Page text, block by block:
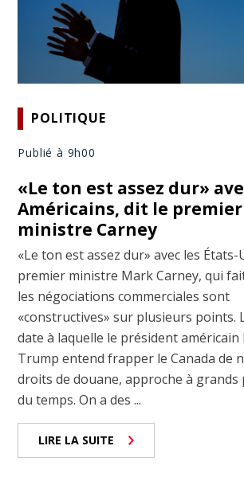
POLITIQUE
Publié à 9h00
«Le ton est assez dur»
Américains, dit le premier
ministre Carney
«Le ton est assez dur» avec les
premier ministre Mark Carney, qui
les négociations commerciales sont
«constructives» sur plusieurs points.
date à laquelle le président américain
Trump entend frapper le Canada de
droits de douane, approche à grands
du temps. On a des ...
LIRE LA SUITE